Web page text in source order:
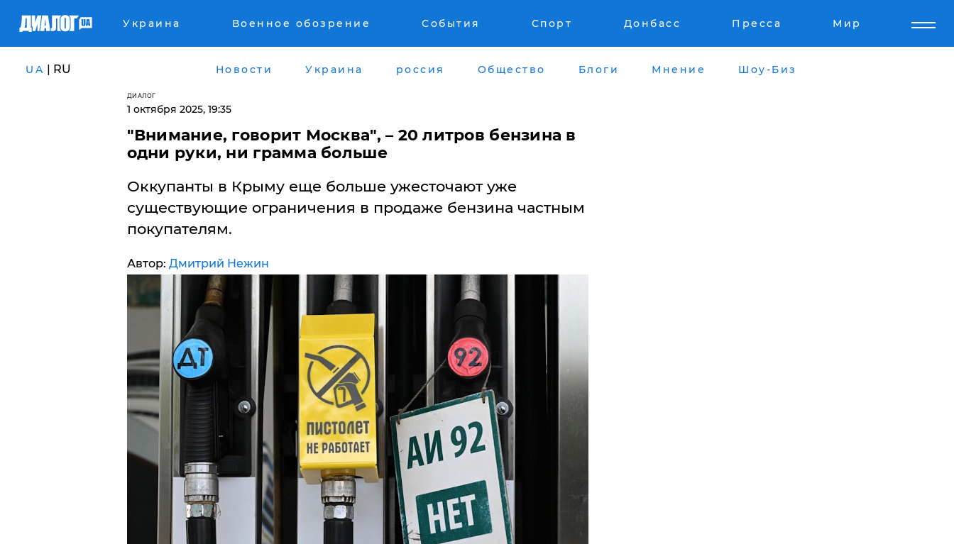
Украина Военное обозрение События Спорт Донбасс Пресса Мир
UA | RU Новости Украина россия Общество Блоги Мнение Шоу-Биз
ДИАЛОГ
1 октября 2025, 19:35
"Внимание, говорит Москва", – 20 литров бензина в
одни руки, ни грамма больше
Оккупанты в Крыму еще больше ужесточают уже
существующие ограничения в продаже бензина частным
покупателям.
Автор: Дмитрий Нежин